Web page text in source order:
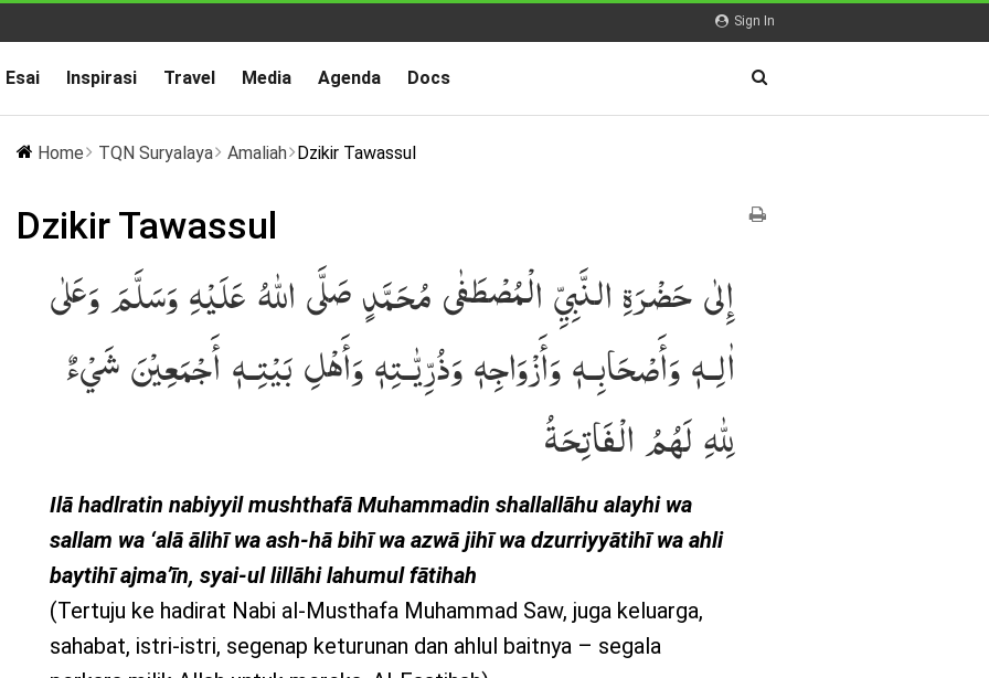
Sign In
Esai Inspirasi Travel Media Agenda Docs
Home TQN Suryalaya Amaliah Dzikir Tawassul
Dzikir Tawassul
إِلٰى حَضْرَةِ النَّبِيِّ الْمُصْطَفٰى مُحَمَّدٍ صَلَّى اللّٰهُ عَلَيْهِ وَسَلَّمَ وَعَلٰى
اٰلِـهٖ وَأَصْحَابِـهٖ وَأَزْوَاجِهٖ وَذُرِّيّٰـتِهٖ وَأَهْلِ بَيْتِـهٖ أَجْمَعِيْنَ شَيْءٌ
لِلّٰهِ لَهُمُ الْفَاتِحَةُ
Ilā hadlratin nabiyyil mushthafā Muhammadin shallallāhu alayhi wa
sallam wa ‘alā ālihī wa ash-hā bihī wa azwā jihī wa dzurriyyātihī wa ahli
baytihī ajma’īn, syai-ul lillāhi lahumul fātihah
(Tertuju ke hadirat Nabi al-Musthafa Muhammad Saw, juga keluarga,
sahabat, istri-istri, segenap keturunan dan ahlul baitnya – segala